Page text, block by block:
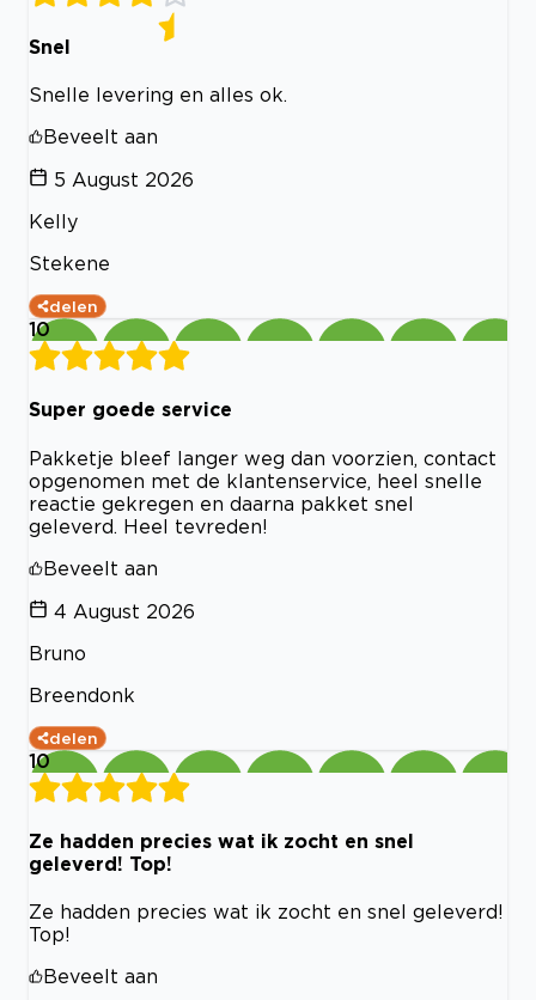
Snel
Snelle levering en alles ok.
Beveelt aan
5 August 2026
Kelly
Stekene
delen
10
Super goede service
Pakketje bleef langer weg dan voorzien, contact
opgenomen met de klantenservice, heel snelle
reactie gekregen en daarna pakket snel
geleverd. Heel tevreden!
Beveelt aan
4 August 2026
Bruno
Breendonk
delen
10
Ze hadden precies wat ik zocht en snel
geleverd! Top!
Ze hadden precies wat ik zocht en snel geleverd!
Top!
Beveelt aan